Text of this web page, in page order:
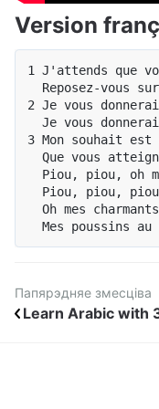
Version
1 J'attends que
Reposez-vous
2 Je vous
Je vous
3 Mon souhait est
Que vous
Piou, piou, oh
Piou, piou,
Oh mes
Папярэдняе змесціва
Learn Arabic with